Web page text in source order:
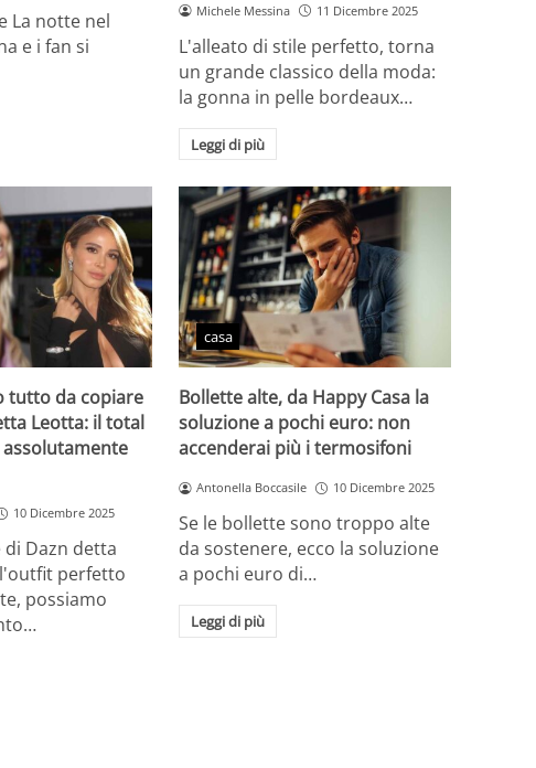
La notte nel
e i fan si
Michele Messina 11 Dicembre 2025
L'alleato di stile perfetto, torna
un grande classico della moda:
la gonna in pelle bordeaux…
Leggi di più
tutto da copiare
Leotta: il total
10 Dicembre 2025
Dazn detta
perfetto
possiamo
casa
Bollette alte, da Happy Casa la
soluzione a pochi euro: non
accenderai più i termosifoni
Antonella Boccasile 10 Dicembre 2025
Se le bollette sono troppo alte
da sostenere, ecco la soluzione
a pochi euro di…
Leggi di più